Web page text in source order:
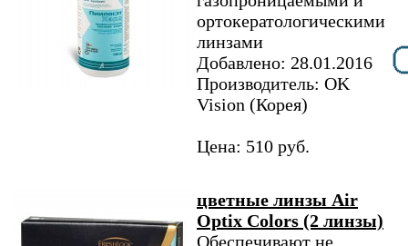
ортокератологическими
линзами
Добавлено: 28.01.2016
Производитель: OK
Vision (Корея)
Цена: 510 руб.
цветные линзы Air
Optix Colors (2 линзы)
Обеспечивают не